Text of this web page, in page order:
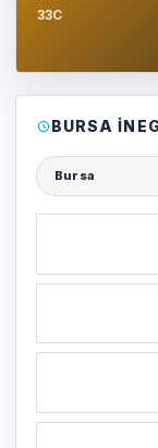
33C
BURSA
Şehir seçin